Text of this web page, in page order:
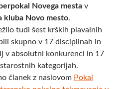
Novega mestav
kluba Novo mesto.
tudi šest krških plavalnih
skupno v 17 disciplinah in
v absolutni konkurenci in 17
kategorijah.
članek z naslovom Pokal